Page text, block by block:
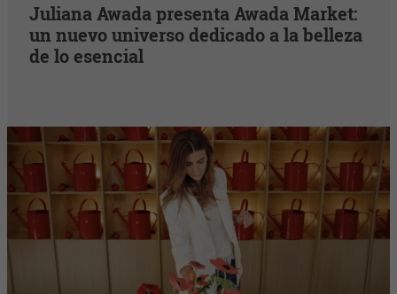
Juliana Awada presenta Awada Market:
un nuevo universo dedicado a la belleza
de lo esencial